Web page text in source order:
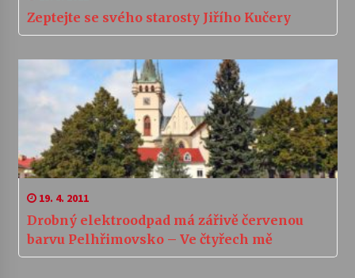
Zeptejte se svého starosty Jiřího Kučery
19. 4. 2011
Drobný elektroodpad má zářivě červenou
barvu Pelhřimovsko – Ve čtyřech mě